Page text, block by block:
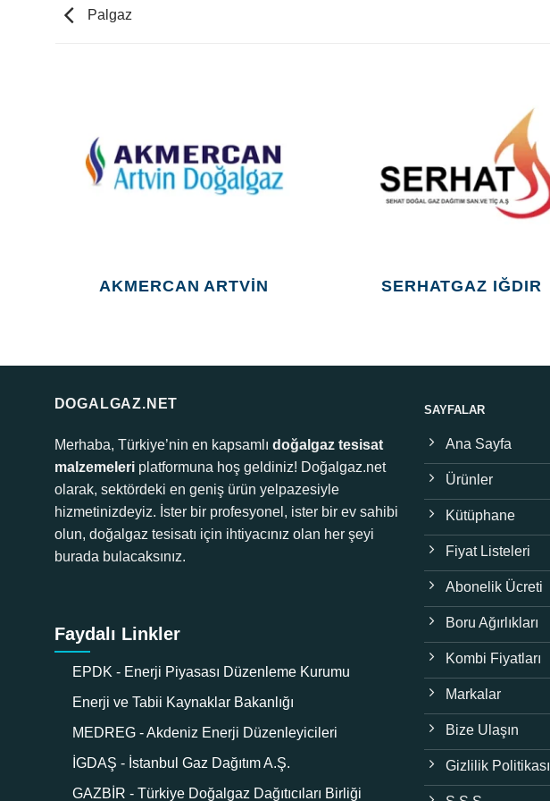
Palgaz
AKMERCAN ARTVIN SERHATGAZ IĞDIR
DOGALGAZ.NET
Merhaba, Türkiye’nin en kapsamlı doğalgaz tesisat
malzemeleriplatformuna hoş geldiniz! Doğalgaz.net
olarak, sektördeki en geniş ürün yelpazesiyle
hizmetinizdeyiz. İster bir profesyonel, ister bir ev sahibi
olun, doğalgaz tesisatı için ihtiyacınız olan her şeyi
burada bulacaksınız.
Faydalı Linkler
EPDK - Enerji Piyasası Düzenleme Kurumu
Enerji ve Tabii Kaynaklar Bakanlığı
MEDREG - Akdeniz Enerji Düzenleyicileri
İGDAŞ - İstanbul Gaz Dağıtım A.Ş.
GAZBİR - Türkiye Doğalgaz Dağıtıcıları Birliği
SAYFALAR
Ana Sayfa
Ürünler
Kütüphane
Fiyat Listeleri
Abonelik Ücreti
Boru Ağırlıkları
Kombi Fiyatları
Markalar
Bize Ulaşın
Gizlilik Politikası